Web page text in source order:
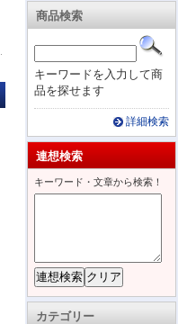
商品検索
キーワードを入力して商
品を探せます
詳細検索
連想検索
キーワード・文章から検索！
カテゴリー